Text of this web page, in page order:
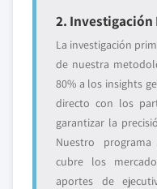
2.
La investigación
de nuestra
80% a los insights
directo con los
garantizar la
Nuestro
cubre los
aportes de